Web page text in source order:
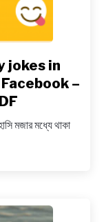
jokes in
–
মজার মধ্যে থাকা